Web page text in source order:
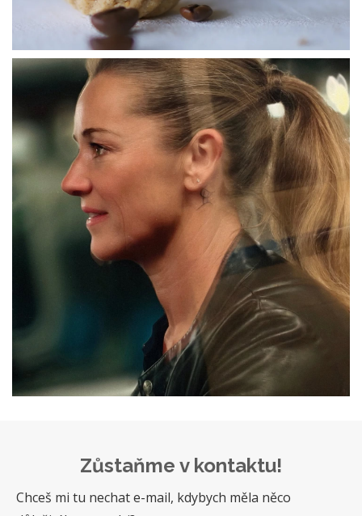
Zůstaňme v kontaktu!
Chceš mi tu nechat e-mail, kdybych měla něco